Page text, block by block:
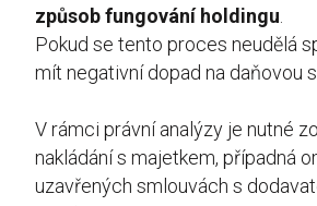
způsob fungování holdingu
Pokud se tento proces neudělá
mít negativní dopad na daňovou
V rámci právní analýzy je nutné
nakládání s majetkem, případná
uzavřených smlouvách s